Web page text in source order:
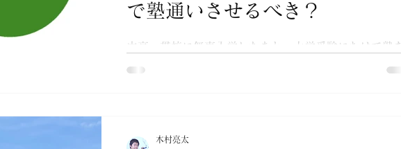
で塾通いさせるべき？
中高一貫校に無事入学したあと、大学受験にむけて塾を
木村亮太